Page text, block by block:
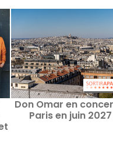
Don Omar en
Paris en juin 2027